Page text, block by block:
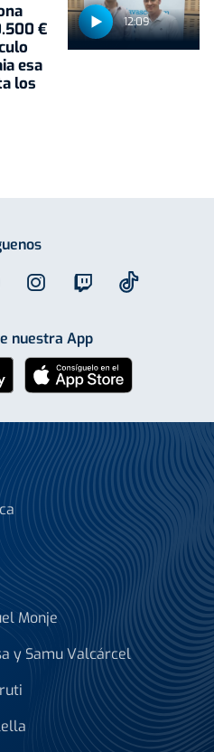
12:09
€
esa
los
nuestra App
Monje
y Samu Valcárcel